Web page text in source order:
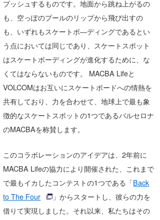
プッシュするものです。地面から跳ね上がるの
も、空っぽのプールのリップから飛び出すの
も、いずれもスケートボ―ディングであるとい
う点においては同じであり、スケートスポット
はスケートボーディングが進化するために、な
くてはならないものです。 MACBA Lifeと
VOLCOMはお互いにスケートボードへの情熱を
共有しており、力を合わせて、地球上で最も象
徴的なスケートスポットの1つであるバルセロナ
のMACBAを称賛します。
このコラボレーションのアイデアは、2年前に
MACBA Lifeの協力により開催された、これまで
で最もイカしたコンテストの1つである「Back
to The Four
」からスタートし、彼らの力を
借りて実現しました。それ以来、私たちはその
Naoya Kimoto
Yasunari Inoue
arukasvision
DELTA FORCE SURF
メディア
Colors MAGAZINE
福島寿実子
嵯峨明日香
進士剛光
NOBUFUKU
波伝説スタッフ
+☆maki☆+
Aichan
G◎Da